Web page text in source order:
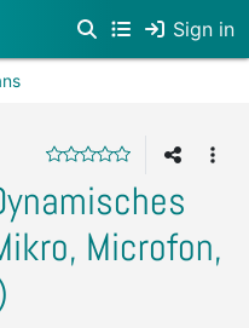
Sign in
Microfon,